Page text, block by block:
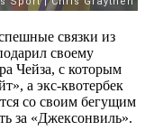
связки из
своему
Чейза, с которым
а экс-квотербек
со своим бегущим
за «Джексонвиль».